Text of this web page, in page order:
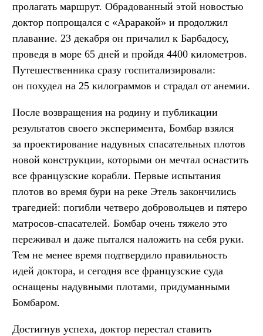
пролагать маршрут. Обрадованный этой новостью
доктор попрощался с «Араракой» и продолжил
плавание. 23 декабря он причалил к Барбадосу,
проведя в море 65 дней и пройдя 4400 километров.
Путешественника сразу госпитализировали:
он похудел на 25 килограммов и страдал от анемии.
После возвращения на родину и публикации
результатов своего эксперимента, Бомбар взялся
за проектирование надувных спасательных плотов
новой конструкции, которыми он мечтал оснастить
все французские корабли. Первые испытания
плотов во время бури на реке Этель закончились
трагедией: погибли четверо добровольцев и пятеро
матросов-спасателей. Бомбар очень тяжело это
переживал и даже пытался наложить на себя руки.
Тем не менее время подтвердило правильность
идей доктора, и сегодня все французские суда
оснащены надувными плотами, придуманными
Бомбаром.
Достигнув успеха, доктор перестал ставить